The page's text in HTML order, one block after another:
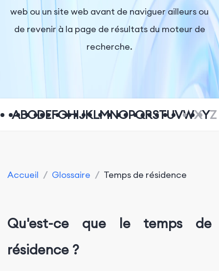
Entreprise
web ou un site web avant de naviguer ailleurs ou
de revenir à la page de résultats du moteur de
recherche.
ABCDEFGHIJKLMNOPQRSTUVWXYZ
Accueil / Glossaire / Temps de résidence
Qu'est-ce que le temps de
résidence ?